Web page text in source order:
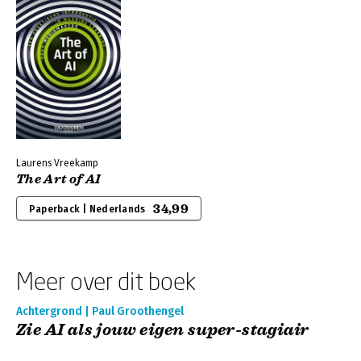
Laurens Vreekamp
The Art of AI
Paperback | Nederlands 34,99
Meer over dit boek
Achtergrond | Paul Groothengel
Zie AI als jouw eigen super-stagiair